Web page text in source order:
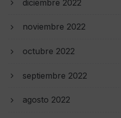
diciembre 2022
noviembre 2022
octubre 2022
septiembre 2022
agosto 2022